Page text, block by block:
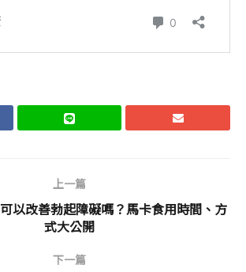
上一篇
以改善勃起障礙嗎？馬卡食用時間、方
式大公開
下一篇